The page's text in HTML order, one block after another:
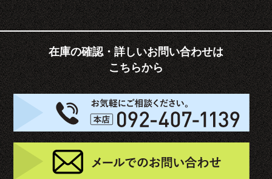
在庫の確認・詳しいお問い合わせは
こちらから